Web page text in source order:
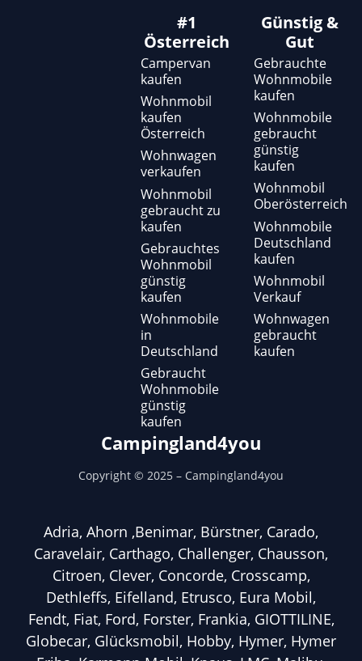
#1
Österreich
Campervan
kaufen
Wohnmobil
kaufen
Österreich
Wohnwagen
verkaufen
Wohnmobil
gebraucht zu
kaufen
Gebrauchtes
Wohnmobil
günstig
kaufen
Wohnmobile
in
Deutschland
Gebraucht
Wohnmobile
günstig
kaufen
Günstig &
Gut
Gebrauchte
Wohnmobile
kaufen
Wohnmobile
gebraucht
günstig
kaufen
Wohnmobil
Oberösterreich
Wohnmobile
Deutschland
kaufen
Wohnmobil
Verkauf
Wohnwagen
gebraucht
kaufen
Campingland4you
Copyright © 2025 – Campingland4you
Adria, Ahorn ,Benimar, Bürstner, Carado,
Caravelair, Carthago, Challenger, Chausson,
Citroen, Clever, Concorde, Crosscamp,
Dethleffs, Eifelland, Etrusco, Eura Mobil,
Fendt, Fiat, Ford, Forster, Frankia, GIOTTILINE,
Globecar, Glücksmobil, Hobby, Hymer, Hymer